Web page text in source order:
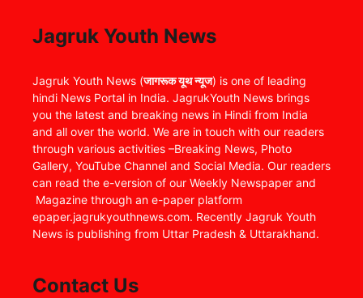
Jagruk Youth News
Jagruk Youth News (जागरूक यूथ न्यूज) is one of leading
hindi News Portal in India. JagrukYouth News brings
you the latest and breaking news in Hindi from India
and all over the world. We are in touch with our readers
through various activities –Breaking News, Photo
Gallery, YouTube Channel and Social Media. Our readers
can read the e-version of our Weekly Newspaper and
Magazine through an e-paper platform
epaper.jagrukyouthnews.com. Recently Jagruk Youth
News is publishing from Uttar Pradesh & Uttarakhand.
Contact Us